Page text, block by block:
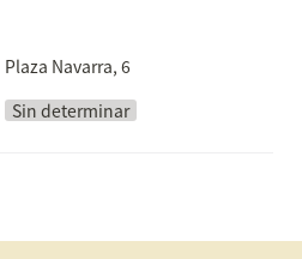
Plaza Navarra, 6
Sin determinar